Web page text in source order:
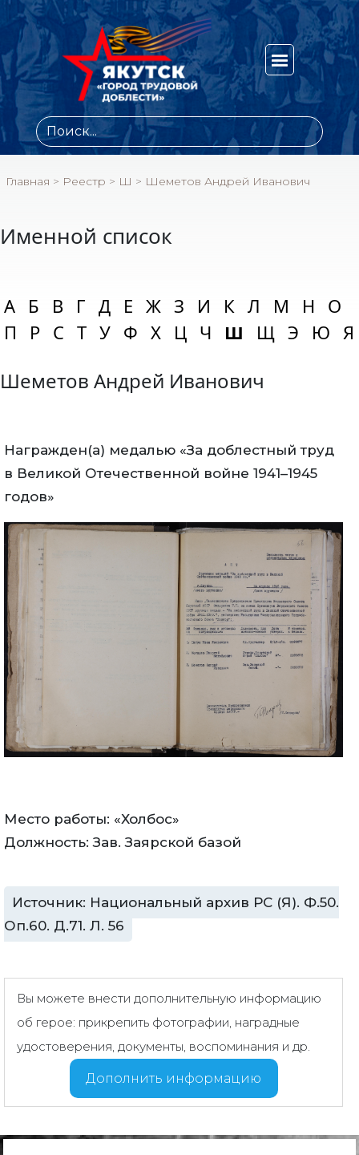
Главная > Реестр > Ш > Шеметов Андрей Иванович
Именной список
А Б В Г Д Е Ж З И К Л М Н О
П
Р С Т У Ф Х Ц Ч Ш Щ Э Ю Я
Шеметов Андрей Иванович
Награжден(а) медалью «За доблестный труд
в Великой Отечественной войне 1941–1945
годов»
Место работы: «Холбос»
Должность: Зав. Заярской базой
Источник: Национальный архив РС (Я). Ф.50.
Оп.60. Д.71. Л. 56
Вы можете внести дополнительную информацию
об герое: прикрепить фотографии, наградные
удостоверения, документы, воспоминания и др.
Дополнить информацию